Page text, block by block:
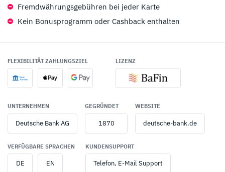
Fremdwährungsgebühren bei jeder Karte
Kein Bonusprogramm oder Cashback enthalten
FLEXIBILITÄT ZAHLUNGSZIEL LIZENZ
UNTERNEHMEN
Deutsche Bank AG
GEGRÜNDET
1870
WEBSITE
deutsche-bank.de
VERFÜGBARE SPRACHEN
DE EN
KUNDENSUPPORT
Telefon, E-Mail Support